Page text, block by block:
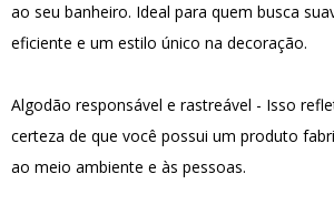
ao seu banheiro. Ideal para quem busca
eficiente e um estilo único na decoração.
Algodão responsável e rastreável - Isso
certeza de que você possui um produto
ao meio ambiente e às pessoas.